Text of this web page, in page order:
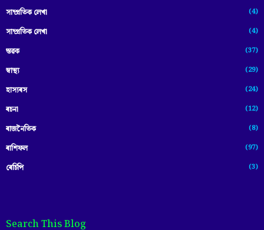
সাম্প্রতিক লেখা (4)
সাম্প্ৰতিক লেখা (4)
স্তৱক (37)
স্বাস্থ্য (29)
হাস্যৰস (24)
ৰচনা (12)
ৰাজনৈতিক (8)
ৰাশিফল (97)
ৰেচিপি (3)
Search This Blog